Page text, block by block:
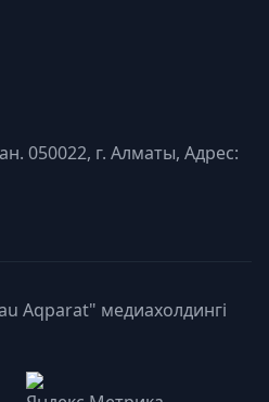
050022, г. Алматы, Адрес:
Aqparat" медиахолдингі